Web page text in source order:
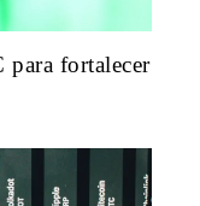
fortalecer